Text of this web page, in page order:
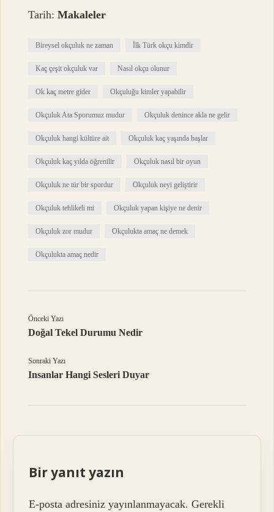
Tarih:Makaleler
Bireysel okçuluk ne zaman İlk Türk okçu kimdir
Kaç çeşit okçuluk var Nasıl okçu olunur
Ok kaç metre gider Okçuluğu kimler yapabilir
Okçuluk Ata Sporumuz mudur Okçuluk denince akla ne gelir
Okçuluk hangi kültüre ait Okçuluk kaç yaşında başlar
Okçuluk kaç yılda öğrenilir Okçuluk nasıl bir oyun
Okçuluk ne tür bir spordur Okçuluk neyi geliştirir
Okçuluk tehlikeli mi Okçuluk yapan kişiye ne denir
Okçuluk zor mudur Okçulukta amaç ne demek
Okçulukta amaç nedir
Önceki Yazı
Doğal Tekel Durumu Nedir
Sonraki Yazı
Insanlar Hangi Sesleri Duyar
Bir yanıt yazın
E-posta adresiniz yayınlanmayacak. Gerekli